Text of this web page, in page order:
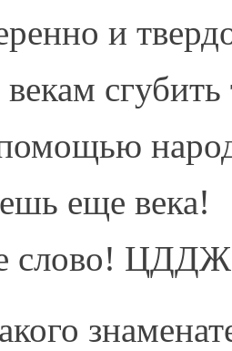
и
сгубить
еще века!
ЦДДЖ